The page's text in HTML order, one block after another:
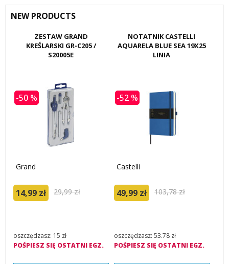
NEW PRODUCTS
ZESTAW GRAND
KREŚLARSKI GR-C205 /
S20005E
-50 %
Grand
14,99 zł 29,99 zł
oszczędzasz: 15 zł
POŚPIESZ SIĘ OSTATNI EGZ.
NOTATNIK CASTELLI
AQUARELA BLUE SEA 19X25
LINIA
-52 %
Castelli
49,99 zł 103,78 zł
oszczędzasz: 53.78 zł
POŚPIESZ SIĘ OSTATNI EGZ.